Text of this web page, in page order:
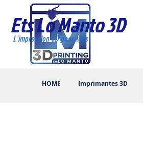
Ets Lo Manto 3D
HOME Imprimantes 3D
L'impression 3D pour tous